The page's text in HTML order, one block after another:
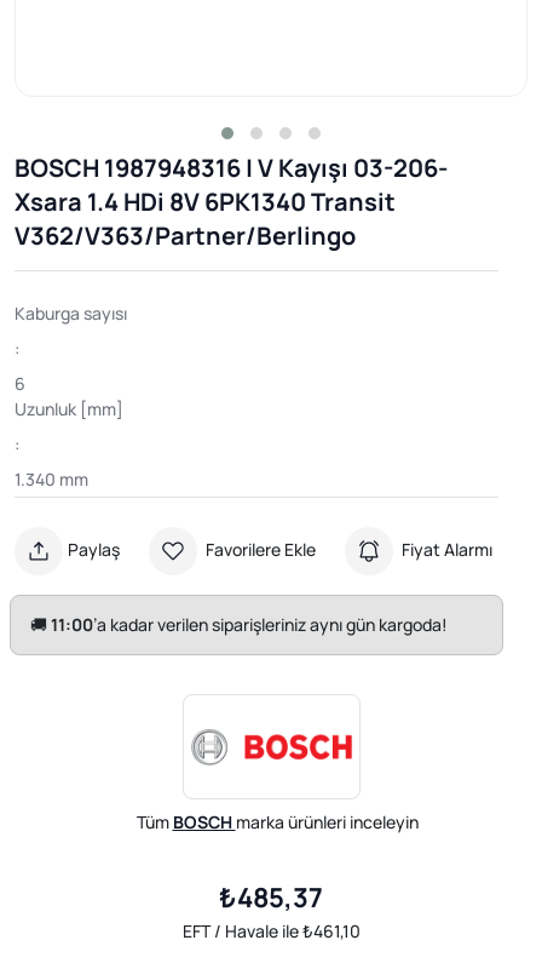
BOSCH 1987948316 | V Kayışı 03-206-
Xsara 1.4 HDi 8V 6PK1340 Transit
V362/V363/Partner/Berlingo
Kaburga sayısı
:
6
Uzunluk [mm]
:
1.340 mm
Paylaş Favorilere Ekle Fiyat Alarmı
🚚11:00’a kadar verilen siparişleriniz aynı gün kargoda!
Tüm BOSCH marka ürünleri inceleyin
₺485,37
EFT / Havale ile ₺461,10